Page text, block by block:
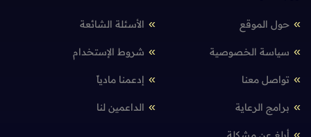
حول الموقع الأسئلة الشائعة
سياسة الخصوصية شروط الإستخدام
تواصل معنا إدعمنا مادياً
برامج الرعاية الداعمين لنا